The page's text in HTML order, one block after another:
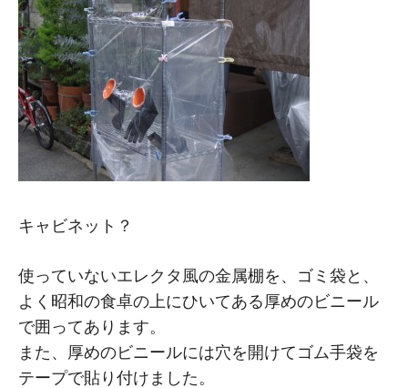
キャビネット？
使っていないエレクタ風の金属棚を、ゴミ袋と、
よく昭和の食卓の上にひいてある厚めのビニール
で囲ってあります。
また、厚めのビニールには穴を開けてゴム手袋を
テープで貼り付けました。